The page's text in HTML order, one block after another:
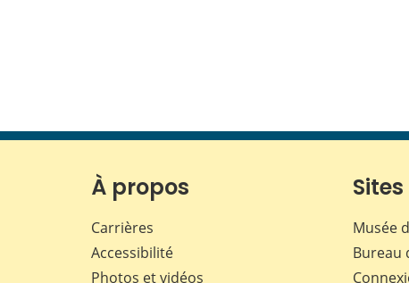
À propos
Carrières
Accessibilité
Photos et vidéos
Musée
Bureau